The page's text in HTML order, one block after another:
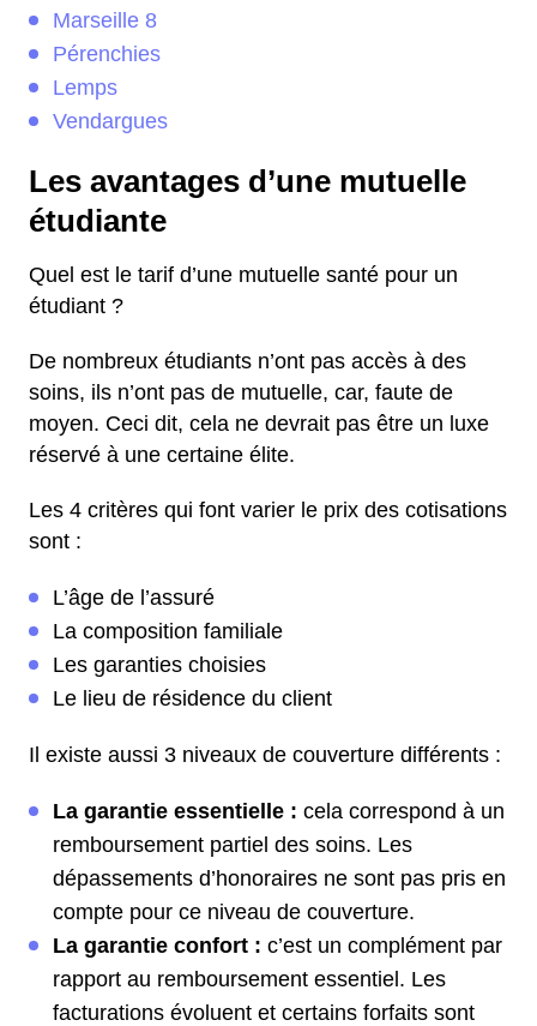
Marseille 8
Pérenchies
Lemps
Vendargues
Les avantages d’une mutuelle
étudiante
Quel est le tarif d’une mutuelle santé pour un
étudiant ?
De nombreux étudiants n’ont pas accès à des
soins, ils n’ont pas de mutuelle, car, faute de
moyen. Ceci dit, cela ne devrait pas être un luxe
réservé à une certaine élite.
Les 4 critères qui font varier le prix des cotisations
sont :
L’âge de l’assuré
La composition familiale
Les garanties choisies
Le lieu de résidence du client
Il existe aussi 3 niveaux de couverture différents :
La garantie essentielle : cela correspond à un
remboursement partiel des soins. Les
dépassements d’honoraires ne sont pas pris en
compte pour ce niveau de couverture.
La garantie confort : c’est un complément par
rapport au remboursement essentiel. Les
facturations évoluent et certains forfaits sont